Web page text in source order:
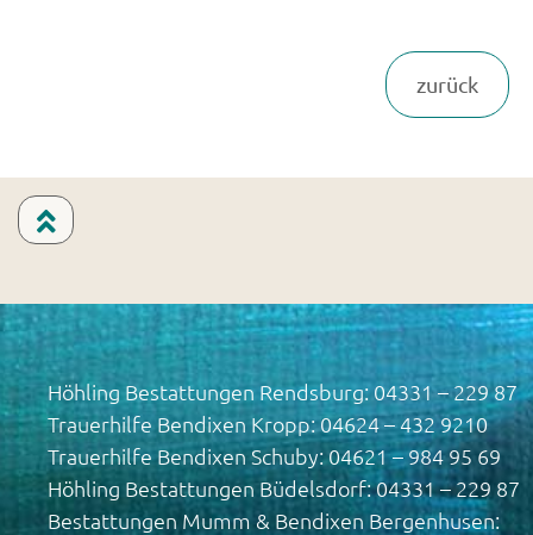
Höhling Bestattungen Rendsburg: 04331 – 229 87
Trauerhilfe Bendixen Kropp: 04624 – 432 9210
Trauerhilfe Bendixen Schuby: 04621 – 984 95 69
Höhling Bestattungen Büdelsdorf: 04331 – 229 87
Bestattungen Mumm & Bendixen Bergenhusen: